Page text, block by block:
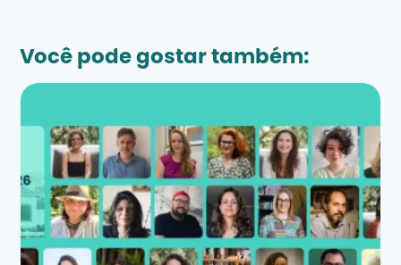
Você pode gostar também: